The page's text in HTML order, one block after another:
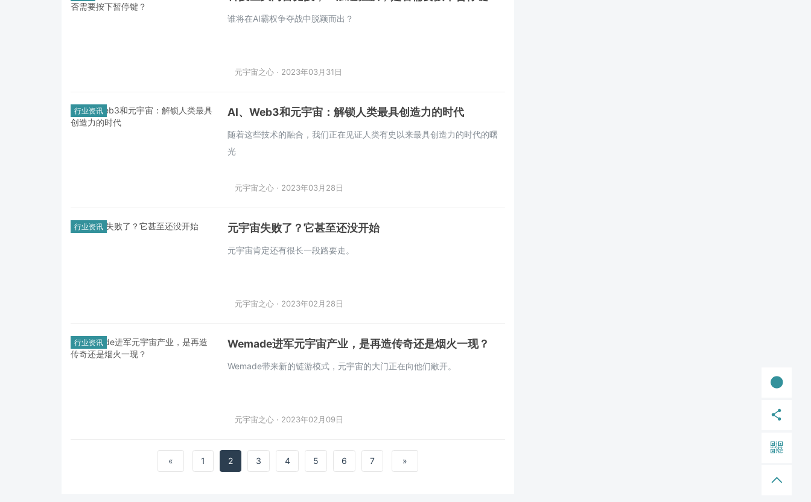
谁将在AI霸权争夺战中脱颖而出？
元宇宙之心 · 2023年03月31日
行业资讯 AI、Web3和元宇宙：解锁人类最具创造力的时代
随着这些技术的融合，我们正在见证人类有史以来最具创造力的时代的曙
光
元宇宙之心 · 2023年03月28日
行业资讯 元宇宙失败了？它甚至还没开始
元宇宙肯定还有很长一段路要走。
元宇宙之心 · 2023年02月28日
行业资讯 Wemade进军元宇宙产业，是再造传奇还是烟火一现？
Wemade带来新的链游模式，元宇宙的大门正在向他们敞开。
元宇宙之心 · 2023年02月09日
« 1 2 3 4 5 6 7 »